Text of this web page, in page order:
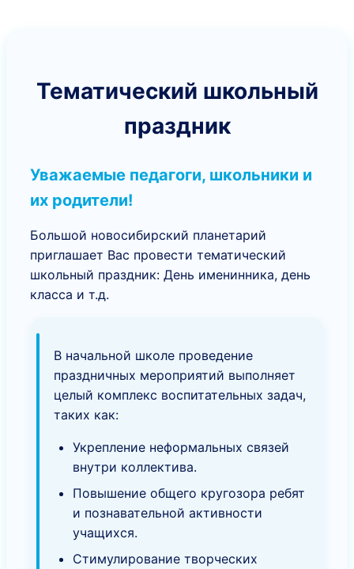
Тематический школьный
праздник
Уважаемые педагоги, школьники и
их родители!
Большой новосибирский планетарий
приглашает Вас провести тематический
школьный праздник: День именинника, день
класса и т.д.
В начальной школе проведение
праздничных мероприятий выполняет
целый комплекс воспитательных задач,
таких как:
Укрепление неформальных связей
внутри коллектива.
Повышение общего кругозора ребят
и познавательной активности
учащихся.
Стимулирование творческих